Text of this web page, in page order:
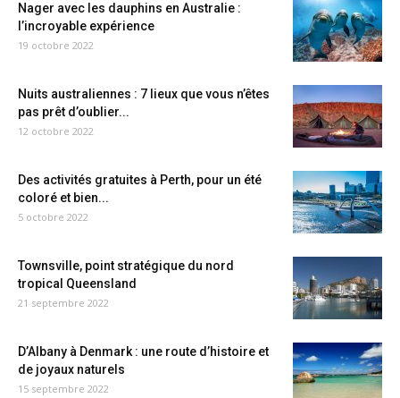
Nager avec les dauphins en Australie :
l’incroyable expérience
19 octobre 2022
Nuits australiennes : 7 lieux que vous n’êtes
pas prêt d’oublier...
12 octobre 2022
Des activités gratuites à Perth, pour un été
coloré et bien...
5 octobre 2022
Townsville, point stratégique du nord
tropical Queensland
21 septembre 2022
D’Albany à Denmark : une route d’histoire et
de joyaux naturels
15 septembre 2022